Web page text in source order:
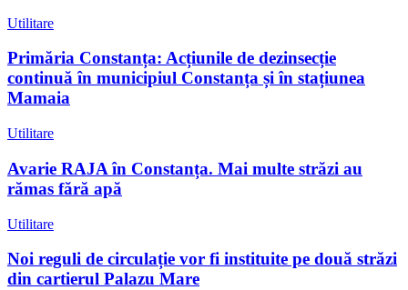
Utilitare
Primăria Constanța: Acțiunile de dezinsecție
continuă în municipiul Constanța și în stațiunea
Mamaia
Utilitare
Avarie RAJA în Constanța. Mai multe străzi au
rămas fără apă
Utilitare
Noi reguli de circulație vor fi instituite pe două străzi
din cartierul Palazu Mare